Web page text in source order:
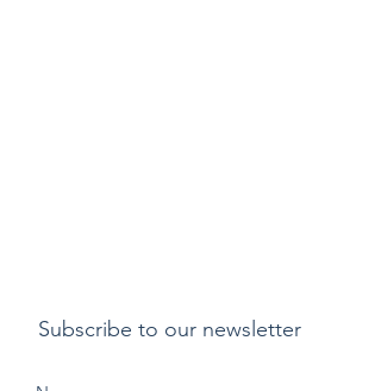
Subscribe to our newsletter